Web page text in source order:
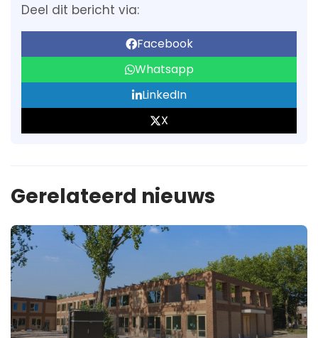
Deel dit bericht via:
Facebook
Whatsapp
LinkedIn
X
Gerelateerd nieuws